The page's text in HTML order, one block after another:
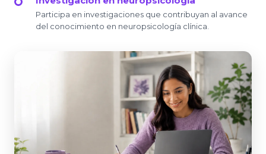
Participa en investigaciones que contribuyan al avance
del conocimiento en neuropsicología clínica.